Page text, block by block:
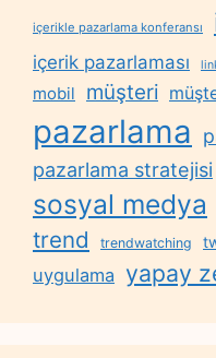
içerikle pazarlama konferansı
içerik pazarlaması
mobil müşteri
pazarlama
pazarlama stratejisi
sosyal medya
trend trendwatching
uygulama yapay